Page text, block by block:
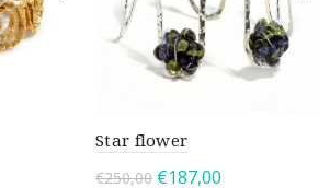
Star flower
€250,00 Η
€187,00